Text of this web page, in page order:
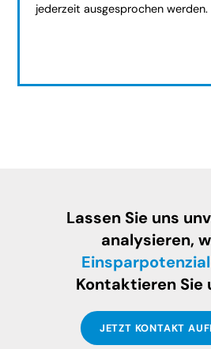
jederzeit ausgesprochen werden.
Lassen Sie uns
analysieren,
Kontaktieren Sie
JETZT KONTAKT